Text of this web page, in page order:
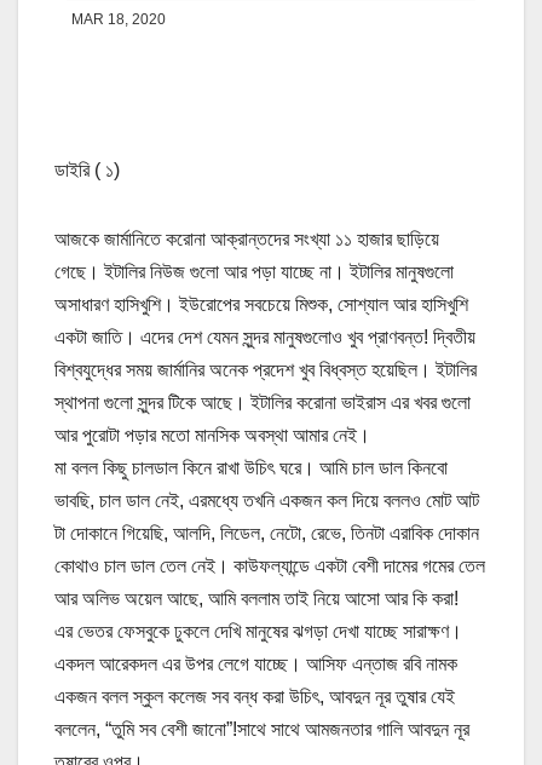
MAR 18, 2020
ডাইরি ( ১)
আজকে জার্মানিতে করোনা আক্রান্তদের সংখ্যা ১১ হাজার ছাড়িয়ে
গেছে। ইটালির নিউজ গুলো আর পড়া যাচ্ছে না। ইটালির মানুষগুলো
অসাধারণ হাসিখুশি। ইউরোপের সবচেয়ে মিশুক, সোশ্যাল আর হাসিখুশি
একটা জাতি। এদের দেশ যেমন সুন্দর মানুষগুলোও খুব প্রাণবন্ত! দ্বিতীয়
বিশ্বযুদ্ধের সময় জার্মানির অনেক প্রদেশ খুব বিধ্বস্ত হয়েছিল। ইটালির
স্থাপনা গুলো সুন্দর টিকে আছে। ইটালির করোনা ভাইরাস এর খবর গুলো
আর পুরোটা পড়ার মতো মানসিক অবস্থা আমার নেই।
মা বলল কিছু চালডাল কিনে রাখা উচিৎ ঘরে। আমি চাল ডাল কিনবো
ভাবছি, চাল ডাল নেই, এরমধ্যে তখনি একজন কল দিয়ে বললও মোট আট
টা দোকানে গিয়েছি, আলদি, লিডেল, নেটো, রেভে, তিনটা এরাবিক দোকান
কোথাও চাল ডাল তেল নেই। কাউফল্যান্ডে একটা বেশী দামের গমের তেল
আর অলিভ অয়েল আছে, আমি বললাম তাই নিয়ে আসো আর কি করা!
এর ভেতর ফেসবুকে ঢুকলে দেখি মানুষের ঝগড়া দেখা যাচ্ছে সারাক্ষণ।
একদল আরেকদল এর উপর লেগে যাচ্ছে। আসিফ এন্তাজ রবি নামক
একজন বলল স্কুল কলেজ সব বন্ধ করা উচিৎ, আবদুন নূর তুষার যেই
বললেন, “তুমি সব বেশী জানো”!সাথে সাথে আমজনতার গালি আবদুন নূর